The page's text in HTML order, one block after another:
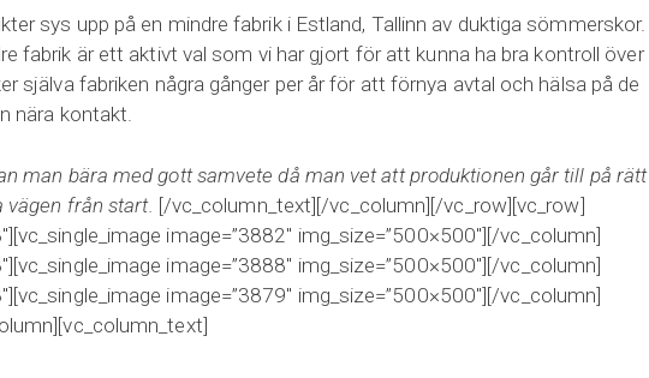
sys upp på en mindre fabrik i Estland, Tallinn av duktiga sömmerskor.
fabrik är ett aktivt val som vi har gjort för att kunna ha bra kontroll över
själva fabriken några gånger per år för att förnya avtal och hälsa på de
nära kontakt.
man bära med gott samvete då man vet att produktionen går till på rätt
vägen från start. [/vc_column_text][/vc_column][/vc_row][vc_row]
image=”3882″ img_size=”500×500″][/vc_column]
image=”3888″ img_size=”500×500″][/vc_column]
image=”3879″ img_size=”500×500″][/vc_column]